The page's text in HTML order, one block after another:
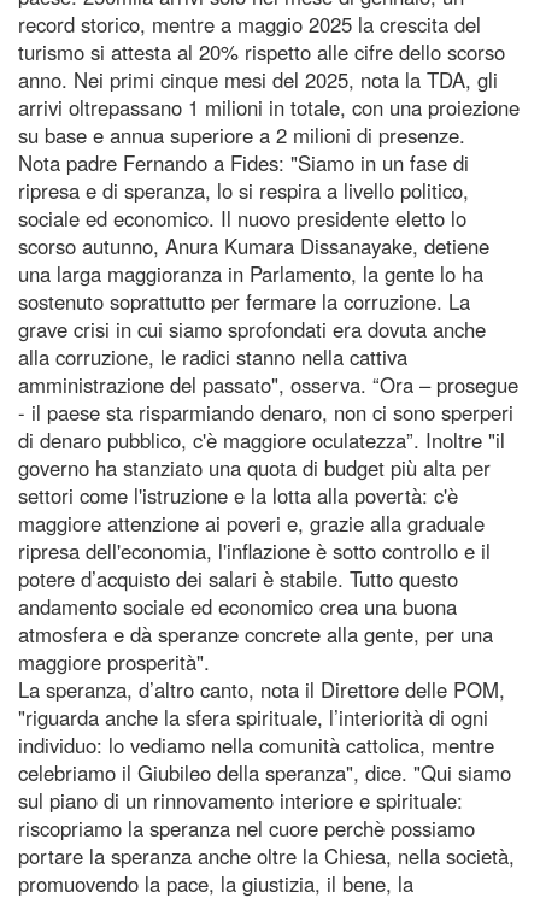
record storico, mentre a maggio 2025 la crescita del
turismo si attesta al 20% rispetto alle cifre dello scorso
anno. Nei primi cinque mesi del 2025, nota la TDA, gli
arrivi oltrepassano 1 milioni in totale, con una proiezione
su base e annua superiore a 2 milioni di presenze.
Nota padre Fernando a Fides: "Siamo in un fase di
ripresa e di speranza, lo si respira a livello politico,
sociale ed economico. Il nuovo presidente eletto lo
scorso autunno, Anura Kumara Dissanayake, detiene
una larga maggioranza in Parlamento, la gente lo ha
sostenuto soprattutto per fermare la corruzione. La
grave crisi in cui siamo sprofondati era dovuta anche
alla corruzione, le radici stanno nella cattiva
amministrazione del passato", osserva. “Ora – prosegue
- il paese sta risparmiando denaro, non ci sono sperperi
di denaro pubblico, c'è maggiore oculatezza”. Inoltre "il
governo ha stanziato una quota di budget più alta per
settori come l'istruzione e la lotta alla povertà: c'è
maggiore attenzione ai poveri e, grazie alla graduale
ripresa dell'economia, l'inflazione è sotto controllo e il
potere d’acquisto dei salari è stabile. Tutto questo
andamento sociale ed economico crea una buona
atmosfera e dà speranze concrete alla gente, per una
maggiore prosperità".
La speranza, d’altro canto, nota il Direttore delle POM,
"riguarda anche la sfera spirituale, l’interiorità di ogni
individuo: lo vediamo nella comunità cattolica, mentre
celebriamo il Giubileo della speranza", dice. "Qui siamo
sul piano di un rinnovamento interiore e spirituale:
riscopriamo la speranza nel cuore perchè possiamo
portare la speranza anche oltre la Chiesa, nella società,
promuovendo la pace, la giustizia, il bene, la